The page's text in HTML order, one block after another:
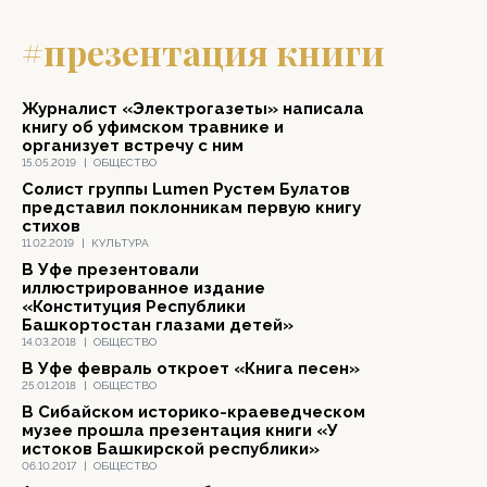
#презентация книги
15.05.2019 | ОБЩЕСТВО
Журналист «Электрогазеты» написала
книгу об уфимском травнике и
организует встречу с ним
11.02.2019 | КУЛЬТУРА
Солист группы Lumen Рустем Булатов
представил поклонникам первую книгу
стихов
14.03.2018 | ОБЩЕСТВО
В Уфе презентовали
иллюстрированное издание
«Конституция Республики
Башкортостан глазами детей»
25.01.2018 | ОБЩЕСТВО
В Уфе февраль откроет «Книга песен»
06.10.2017 | ОБЩЕСТВО
В Сибайском историко-краеведческом
музее прошла презентация книги «У
истоков Башкирской республики»